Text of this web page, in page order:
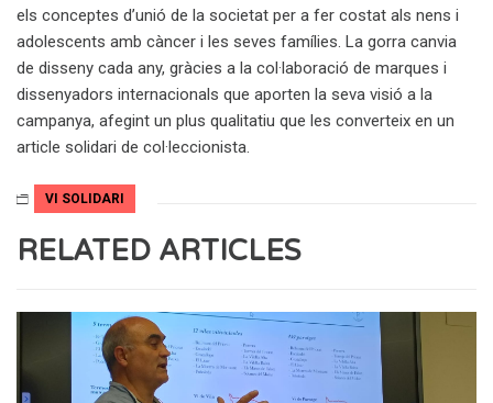
els conceptes d’unió de la societat per a fer costat als nens i
adolescents amb càncer i les seves famílies. La gorra canvia
de disseny cada any, gràcies a la col·laboració de marques i
dissenyadors internacionals que aporten la seva visió a la
campanya, afegint un plus qualitatiu que les converteix en un
article solidari de col·leccionista.
VI SOLIDARI
RELATED ARTICLES